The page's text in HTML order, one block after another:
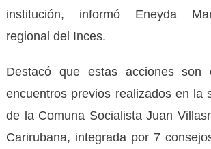
institución, informó Eneyda
regional del Inces.
Destacó que estas acciones son
encuentros previos realizados en la
de la Comuna Socialista Juan
Carirubana, integrada por 7